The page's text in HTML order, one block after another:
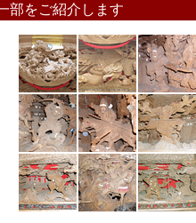
部をご紹介します